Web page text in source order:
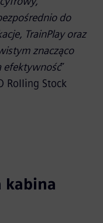
do
TrainPlay oraz
znacząco
efektywność”
Rolling Stock
kabina